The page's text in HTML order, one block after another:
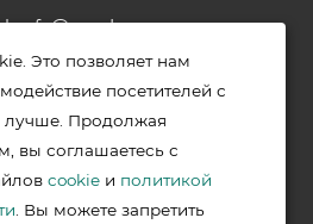
ufa@yandex.ru
район, с. Зубово, ул.
д. 44/2, к. 2
продукция от ведущих
Это позволяет нам
посетителей с
лучше. Продолжая
вы соглашаетесь с
cookie и политикой
. Вы можете запретить